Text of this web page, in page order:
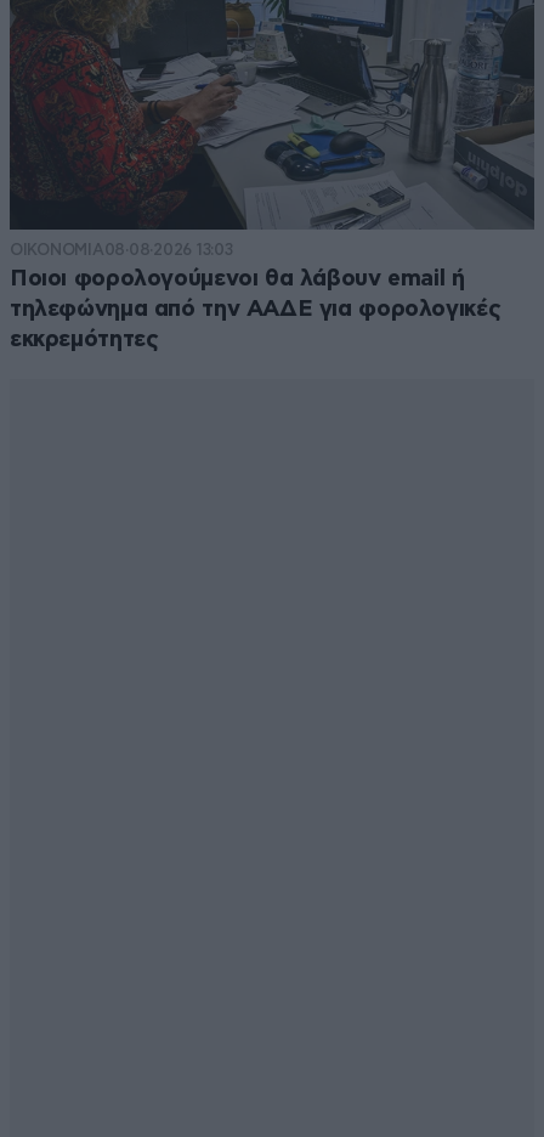
ΟΙΚΟΝΟΜΙΑ08·08·2026 13:03
Ποιοι φορολογούμενοι θα λάβουν email ή
τηλεφώνημα από την ΑΑΔΕ για φορολογικές
εκκρεμότητες